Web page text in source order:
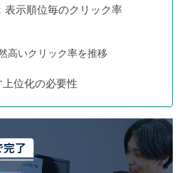
表示順位毎のクリック率
高いクリック率を推移
位化の必要性